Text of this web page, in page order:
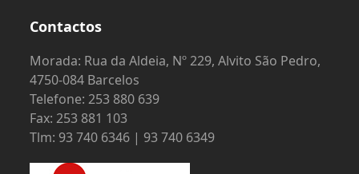
Contactos
Morada: Rua da Aldeia, Nº 229, Alvito São Pedro,
4750-084 Barcelos
Telefone: 253 880 639
Fax: 253 881 103
Tlm: 93 740 6346 | 93 740 6349